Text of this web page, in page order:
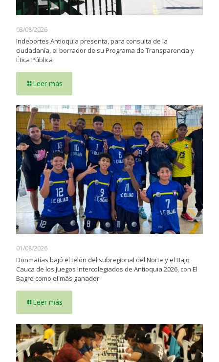
03/08/2026
Indeportes Antioquia presenta, para consulta de la
ciudadanía, el borrador de su Programa de Transparencia y
Ética Pública
Leer más
01/08/2026
Donmatías bajó el telón del subregional del Norte y el Bajo
Cauca de los Juegos Intercolegiados de Antioquia 2026, con El
Bagre como el más ganador
Leer más